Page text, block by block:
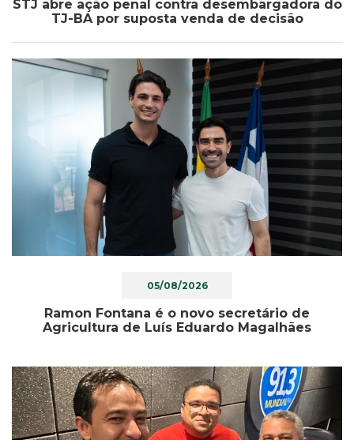
STJ abre ação penal contra desembargadora do
TJ-BA por suposta venda de decisão
05/08/2026
Ramon Fontana é o novo secretário de
Agricultura de Luís Eduardo Magalhães